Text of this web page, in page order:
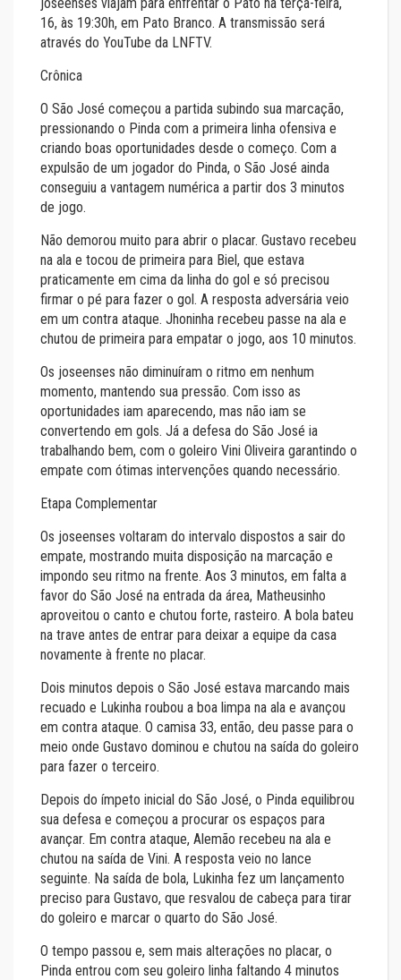
16, às 19:30h, em Pato Branco. A transmissão será
através do YouTube da LNFTV.
Crônica
O São José começou a partida subindo sua marcação,
pressionando o Pinda com a primeira linha ofensiva e
criando boas oportunidades desde o começo. Com a
expulsão de um jogador do Pinda, o São José ainda
conseguiu a vantagem numérica a partir dos 3 minutos
de jogo.
Não demorou muito para abrir o placar. Gustavo recebeu
na ala e tocou de primeira para Biel, que estava
praticamente em cima da linha do gol e só precisou
firmar o pé para fazer o gol. A resposta adversária veio
em um contra ataque. Jhoninha recebeu passe na ala e
chutou de primeira para empatar o jogo, aos 10 minutos.
Os joseenses não diminuíram o ritmo em nenhum
momento, mantendo sua pressão. Com isso as
oportunidades iam aparecendo, mas não iam se
convertendo em gols. Já a defesa do São José ia
trabalhando bem, com o goleiro Vini Oliveira garantindo o
empate com ótimas intervenções quando necessário.
Etapa Complementar
Os joseenses voltaram do intervalo dispostos a sair do
empate, mostrando muita disposição na marcação e
impondo seu ritmo na frente. Aos 3 minutos, em falta a
favor do São José na entrada da área, Matheusinho
aproveitou o canto e chutou forte, rasteiro. A bola bateu
na trave antes de entrar para deixar a equipe da casa
novamente à frente no placar.
Dois minutos depois o São José estava marcando mais
recuado e Lukinha roubou a boa limpa na ala e avançou
em contra ataque. O camisa 33, então, deu passe para o
meio onde Gustavo dominou e chutou na saída do goleiro
para fazer o terceiro.
Depois do ímpeto inicial do São José, o Pinda equilibrou
sua defesa e começou a procurar os espaços para
avançar. Em contra ataque, Alemão recebeu na ala e
chutou na saída de Vini. A resposta veio no lance
seguinte. Na saída de bola, Lukinha fez um lançamento
preciso para Gustavo, que resvalou de cabeça para tirar
do goleiro e marcar o quarto do São José.
O tempo passou e, sem mais alterações no placar, o
Pinda entrou com seu goleiro linha faltando 4 minutos